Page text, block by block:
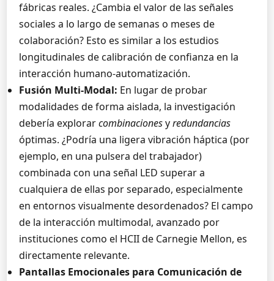
fábricas reales. ¿Cambia el valor de las señales
sociales a lo largo de semanas o meses de
colaboración? Esto es similar a los estudios
longitudinales de calibración de confianza en la
interacción humano-automatización.
Fusión Multi-Modal: En lugar de probar
modalidades de forma aislada, la investigación
debería explorarcombinacionesyredundancias
óptimas. ¿Podría una ligera vibración háptica (por
ejemplo, en una pulsera del trabajador)
combinada con una señal LED superar a
cualquiera de ellas por separado, especialmente
en entornos visualmente desordenados? El campo
de la interacción multimodal, avanzado por
instituciones como el HCII de Carnegie Mellon, es
directamente relevante.
Pantallas Emocionales para Comunicación de